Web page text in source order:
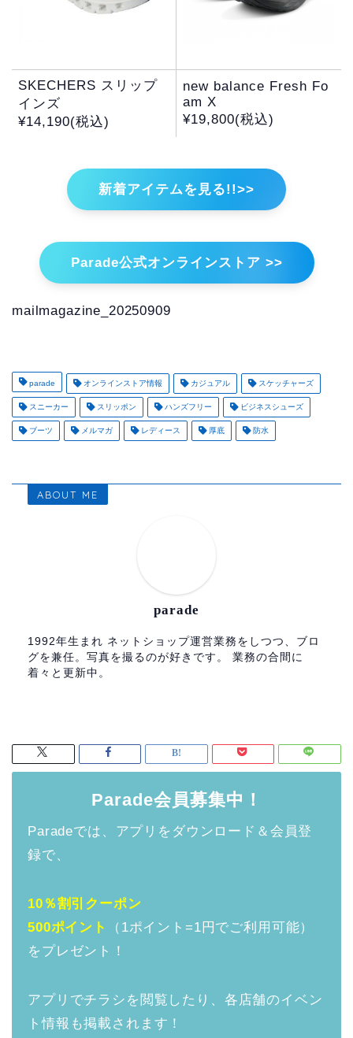
SKECHERS スリップ
インズ
¥14,190(税込)
new balance Fresh Fo
am X
¥19,800(税込)
新着アイテムを見る!!>>
Parade公式オンラインストア >>
mailmagazine_20250909
parade オンラインストア情報 カジュアル スケッチャーズ
スニーカー スリッポン ハンズフリー ビジネスシューズ
ブーツ メルマガ レディース 厚底 防水
ABOUT ME
parade
1992年生まれ ネットショップ運営業務をしつつ、ブロ
グを兼任。写真を撮るのが好きです。 業務の合間に
着々と更新中。
Parade会員募集中！
Paradeでは、アプリをダウンロード＆会員登
録で、
10％割引クーポン
500ポイント
（1ポイント=1円でご利用可能）
をプレゼント！
アプリでチラシを閲覧したり、各店舗のイベン
ト情報も掲載されます！